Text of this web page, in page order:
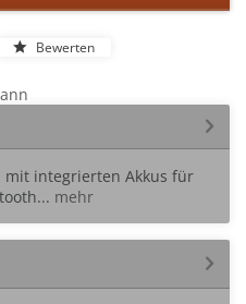
Bewerten
mit integrierten Akkus für
mehr